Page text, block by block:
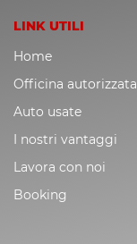
LINK UTILI
Home
Officina autorizzata
Auto usate
I nostri vantaggi
Lavora con noi
Booking